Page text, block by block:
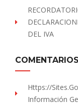
DEL IVA
Https://
Información